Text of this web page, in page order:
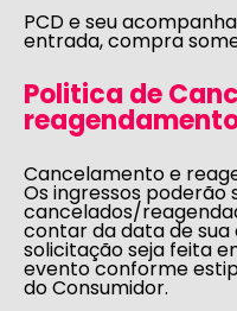
PCD e seu
entrada, compra
Politica de
Cancelamento e
Os ingressos poderão
cancelados/
contar da data de
solicitação seja feita
evento conforme
do Consumidor.